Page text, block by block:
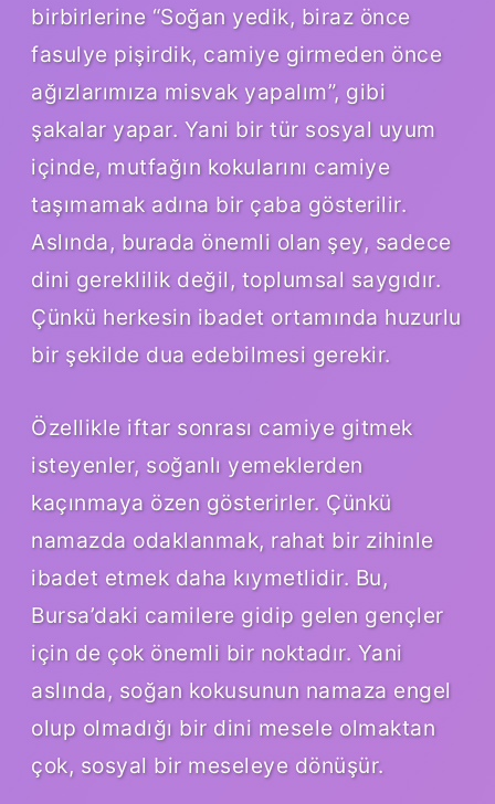
birbirlerine “Soğan yedik, biraz önce
fasulye pişirdik, camiye girmeden önce
ağızlarımıza misvak yapalım”, gibi
şakalar yapar. Yani bir tür sosyal uyum
içinde, mutfağın kokularını camiye
taşımamak adına bir çaba gösterilir.
Aslında, burada önemli olan şey, sadece
dini gereklilik değil, toplumsal saygıdır.
Çünkü herkesin ibadet ortamında huzurlu
bir şekilde dua edebilmesi gerekir.
Özellikle iftar sonrası camiye gitmek
isteyenler, soğanlı yemeklerden
kaçınmaya özen gösterirler. Çünkü
namazda odaklanmak, rahat bir zihinle
ibadet etmek daha kıymetlidir. Bu,
Bursa’daki camilere gidip gelen gençler
için de çok önemli bir noktadır. Yani
aslında, soğan kokusunun namaza engel
olup olmadığı bir dini mesele olmaktan
çok, sosyal bir meseleye dönüşür.